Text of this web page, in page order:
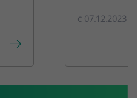
c 07.12.2023